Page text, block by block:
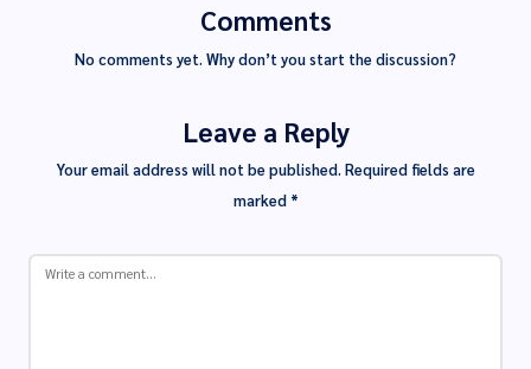
Comments
No comments yet. Why don’t you start the discussion?
Leave a Reply
Your email address will not be published. Required fields are
marked *